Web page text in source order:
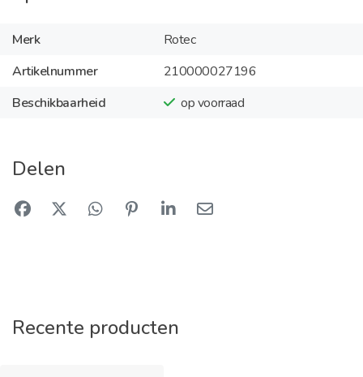
Merk
Rotec
Artikelnummer
210000027196
Beschikbaarheid
op voorraad
Delen
Recente producten